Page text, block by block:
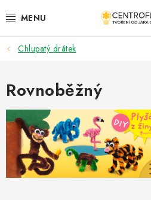
na
SEZÓNNÍ TVOŘENÍ
DŘEVĚNÉ VÝROBKY
MEDAILE
PLACKY A MAGNETKY
VŠE PRO TVOŘENÍ
Chlupatý drátek
Rovnoběžný